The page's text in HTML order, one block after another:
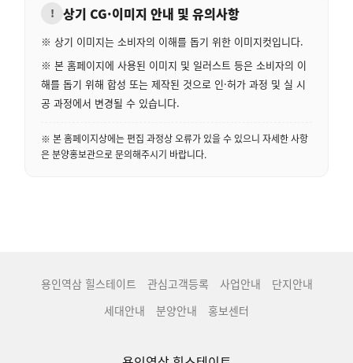
! 상기 CG·이미지 안내 및 유의사항
※ 상기 이미지는 소비자의 이해를 돕기 위한 이미지컷입니다.
※ 본 홈페이지에 사용된 이미지 및 일러스트 등은 소비자의 이
해를 돕기 위해 합성 또는 제작된 것으로 인·허가 과정 및 실 시
공 과정에서 변경될 수 있습니다.
※ 본 홈페이지상에는 편집 과정상 오류가 있을 수 있으니 자세한 사항
은 분양홍보관으로 문의해주시기 바랍니다.
용인역삼 힐스테이트 관심고객등록 사업안내
단지안내
세대안내
분양안내 홍보센터